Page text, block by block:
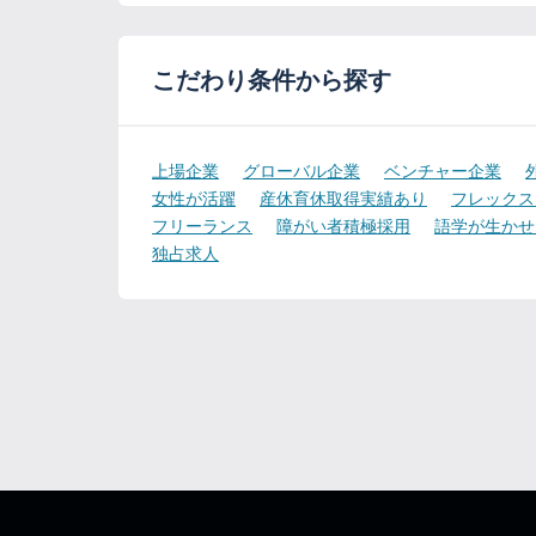
こだわり条件から探す
上場企業 グローバル企業 ベンチャー企業
女性が活躍
産休育休取得実績あり
フレック
フリーランス
障がい者積極採用
語学が生か
独占求人